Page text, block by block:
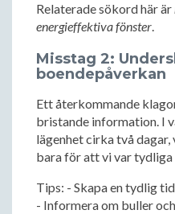
Relaterade sökord här är
energieffektiva fönster.
Misstag 2:
boendepåverkan
Ett återkommande
bristande information. I
lägenhet cirka två
bara för att vi var
Tips: - Skapa en tydlig
- Informera om buller